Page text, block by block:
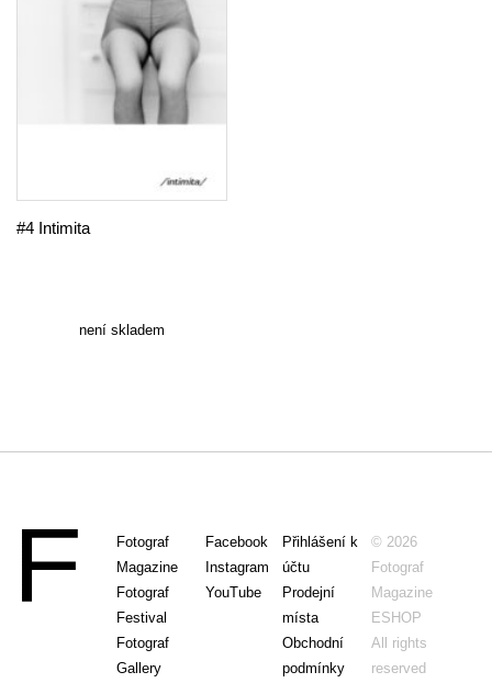
#4 Intimita
není skladem
Fotograf
Magazine
Fotograf
Festival
Fotograf
Gallery
Facebook
Instagram
YouTube
Přihlášení k
účtu
Prodejní
místa
Obchodní
podmínky
© 2026
Fotograf
Magazine
ESHOP
All rights
reserved